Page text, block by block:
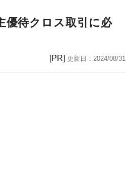
優待クロス取引に必
[PR] 更新日： 2024/08/31